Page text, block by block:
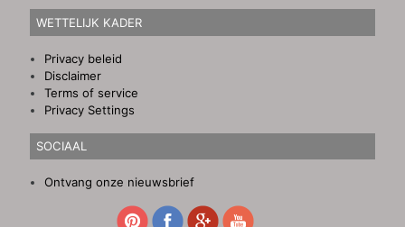
WETTELIJK KADER
Privacy beleid
Disclaimer
Terms of service
Privacy Settings
SOCIAAL
Ontvang onze nieuwsbrief